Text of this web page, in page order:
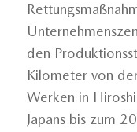
den
Kilometer von
Werken in
Japans bis zum